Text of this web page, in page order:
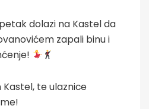
dolazi na Kastel da
zapali binu i
te ulaznice